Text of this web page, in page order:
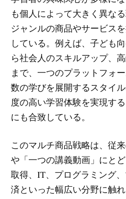
も個人によって大きく異な
ジャンルの商品やサービス
している。例えば、子ども
ら社会人のスキルアップ、
まで、一つのプラットフォ
数の学びを展開するスタイ
度の高い学習体験を実現す
にも合致している。
このマルチ商品戦略は、従
や「一つの講義動画」にと
取得、IT、プログラミング
済といった幅広い分野に触